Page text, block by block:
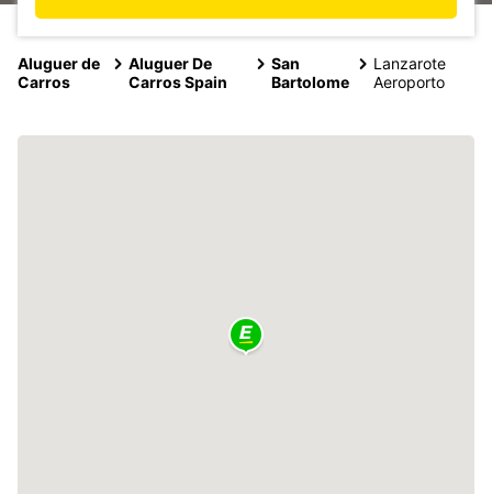
Aluguer de
Carros
Aluguer De
Carros Spain
San
Bartolome
Lanzarote
Aeroporto